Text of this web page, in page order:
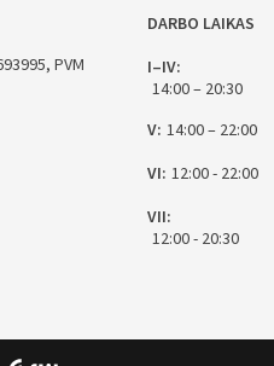
PVM
DARBO LAIKAS
I–IV:
14:00 – 20:30
V: 14:00 – 22:00
VI: 12:00 - 22:00
VII:
12:00 - 20:30